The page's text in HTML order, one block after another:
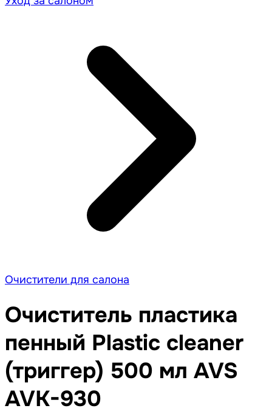
Очистители для салона
Очиститель пластика
пенный Plastic cleaner
(триггер) 500 мл AVS
AVK-930